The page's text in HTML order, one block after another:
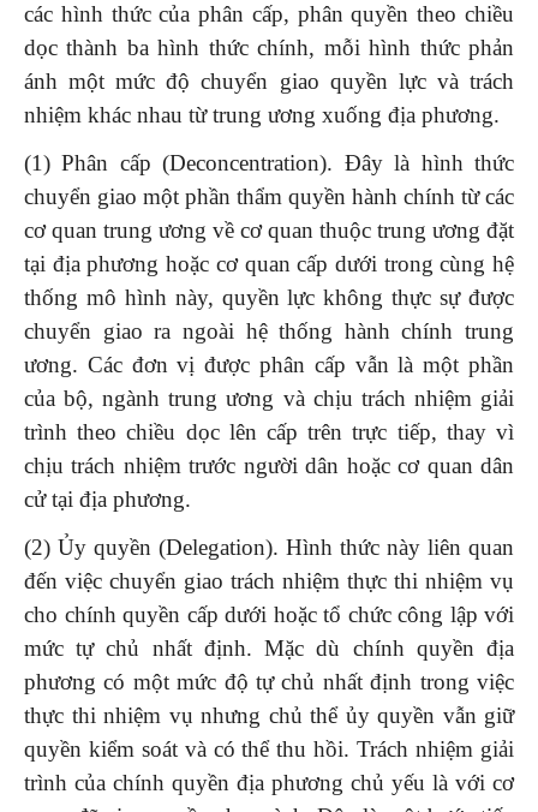
các hình thức của phân cấp, phân quyền theo chiều
dọc thành ba hình thức chính, mỗi hình thức phản
ánh một mức độ chuyển giao quyền lực và trách
nhiệm khác nhau từ trung ương xuống địa phương.
(1) Phân cấp (Deconcentration). Đây là hình thức
chuyển giao một phần thẩm quyền hành chính từ các
cơ quan trung ương về cơ quan thuộc trung ương đặt
tại địa phương hoặc cơ quan cấp dưới trong cùng hệ
thống mô hình này, quyền lực không thực sự được
chuyển giao ra ngoài hệ thống hành chính trung
ương. Các đơn vị được phân cấp vẫn là một phần
của bộ, ngành trung ương và chịu trách nhiệm giải
trình theo chiều dọc lên cấp trên trực tiếp, thay vì
chịu trách nhiệm trước người dân hoặc cơ quan dân
cử tại địa phương.
(2) Ủy quyền (Delegation). Hình thức này liên quan
đến việc chuyển giao trách nhiệm thực thi nhiệm vụ
cho chính quyền cấp dưới hoặc tổ chức công lập với
mức tự chủ nhất định. Mặc dù chính quyền địa
phương có một mức độ tự chủ nhất định trong việc
thực thi nhiệm vụ nhưng chủ thể ủy quyền vẫn giữ
quyền kiểm soát và có thể thu hồi. Trách nhiệm giải
trình của chính quyền địa phương chủ yếu là với cơ